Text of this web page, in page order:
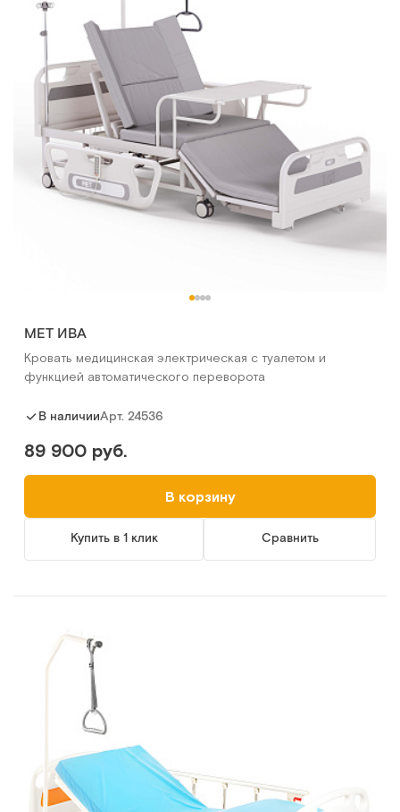
МЕТ ИВА
Кровать медицинская электрическая с туалетом и
функцией автоматического переворота
В наличииАрт. 24536
89 900 руб.
В корзину
Купить в 1 клик Сравнить